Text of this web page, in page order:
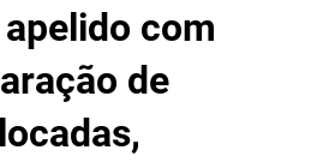
Русский
com
de